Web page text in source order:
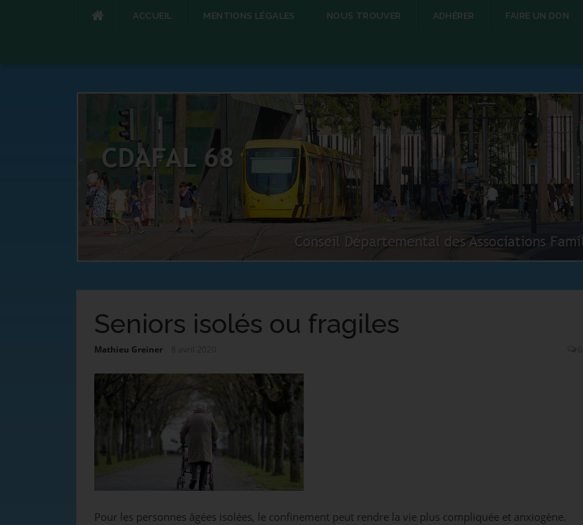
ACCUEIL MENTIONS LÉGALES NOUS TROUVER ADHÉRER FAIRE UN DON
Seniors isolés ou fragiles
Mathieu Greiner
Pour les personnes âgées isolées, le confinement peut rendre la vie plus compliquée et anxiogène.